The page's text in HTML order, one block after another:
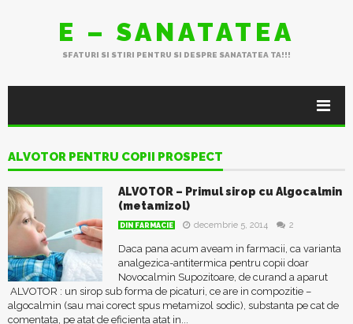
E – SANATATEA
SFATURI SI STIRI PENTRU SI DESPRE SANATATEA TA!!!
ALVOTOR PENTRU COPII PROSPECT
ALVOTOR – Primul sirop cu Algocalmin
(metamizol)
DIN FARMACIE decembrie 5, 2014 2
Daca pana acum aveam in farmacii, ca varianta
analgezica-antitermica pentru copii doar
Novocalmin Supozitoare, de curand a aparut
ALVOTOR : un sirop sub forma de picaturi, ce are in compozitie –
algocalmin (sau mai corect spus metamizol sodic), substanta pe cat de
comentata, pe atat de eficienta atat in...